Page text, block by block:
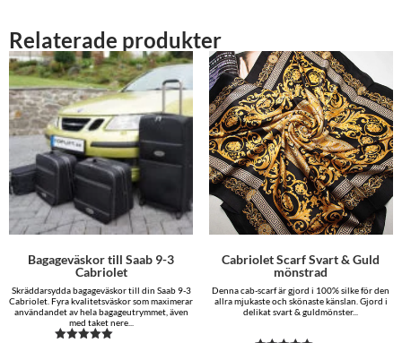
Relaterade produkter
Bagageväskor till Saab 9-3
Cabriolet
Skräddarsydda bagageväskor till din Saab 9-3
Cabriolet. Fyra kvalitetsväskor som maximerar
användandet av hela bagageutrymmet, även
med taket nere...
Cabriolet Scarf Svart & Guld
mönstrad
Denna cab-scarf är gjord i 100% silke för den
allra mjukaste och skönaste känslan. Gjord i
delikat svart & guldmönster...